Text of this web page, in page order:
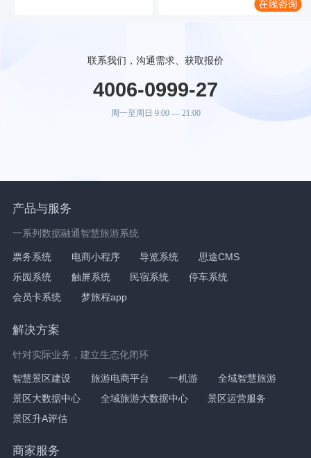
联系我们，沟通需求、获取报价
4006-0999-27
周一至周日 9:00 — 21:00
产品与服务
一系列数据融通智慧旅游系统
票务系统 电商小程序 导览系统
思途CMS
乐园系统
触屏系统 民宿系统
停车系统
会员卡系统
梦旅程app
解决方案
针对实际业务，建立生态化闭环
智慧景区建设 旅游电商平台 一机游
全域智慧旅游
景区大数据中心
全域旅游大数据中心
景区运营服务
景区升A评估
商家服务